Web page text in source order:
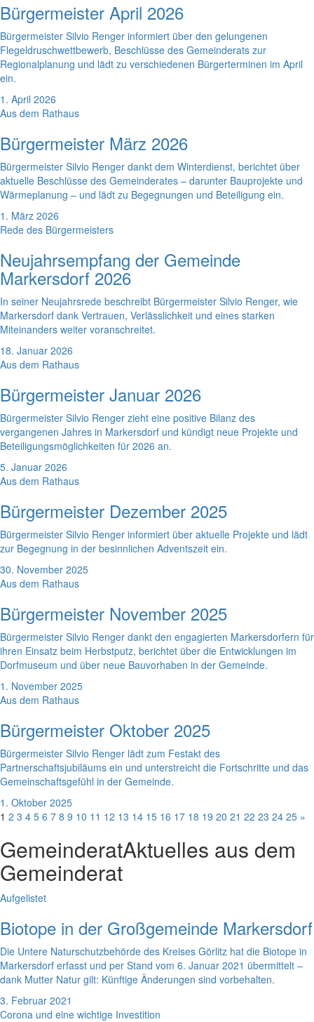
Bürgermeister April 2026
Bürgermeister Silvio Renger informiert über den gelungenen
Flegeldruschwettbewerb, Beschlüsse des Gemeinderats zur
Regionalplanung und lädt zu verschiedenen Bürgerterminen im April
ein.
1. April 2026
Aus dem Rathaus
Bürgermeister März 2026
Bürgermeister Silvio Renger dankt dem Winterdienst, berichtet über
aktuelle Beschlüsse des Gemeinderates – darunter Bauprojekte und
Wärmeplanung – und lädt zu Begegnungen und Beteiligung ein.
1. März 2026
Rede des Bürgermeisters
Neujahrsempfang der Gemeinde
Markersdorf 2026
In seiner Neujahrsrede beschreibt Bürgermeister Silvio Renger, wie
Markersdorf dank Vertrauen, Verlässlichkeit und eines starken
Miteinanders weiter voranschreitet.
18. Januar 2026
Aus dem Rathaus
Bürgermeister Januar 2026
Bürgermeister Silvio Renger zieht eine positive Bilanz des
vergangenen Jahres in Markersdorf und kündigt neue Projekte und
Beteiligungsmöglichkeiten für 2026 an.
5. Januar 2026
Aus dem Rathaus
Bürgermeister Dezember 2025
Bürgermeister Silvio Renger informiert über aktuelle Projekte und lädt
zur Begegnung in der besinnlichen Adventszeit ein.
30. November 2025
Aus dem Rathaus
Bürgermeister November 2025
Bürgermeister Silvio Renger dankt den engagierten Markersdorfern für
ihren Einsatz beim Herbstputz, berichtet über die Entwicklungen im
Dorfmuseum und über neue Bauvorhaben in der Gemeinde.
1. November 2025
Aus dem Rathaus
Bürgermeister Oktober 2025
Bürgermeister Silvio Renger lädt zum Festakt des
Partnerschaftsjubiläums ein und unterstreicht die Fortschritte und das
Gemeinschaftsgefühl in der Gemeinde.
1. Oktober 2025
1 2 3 4 5 6 7 8 9 10 11 12 13 14 15 16 17 18 19 20 21 22 23 24 25 »
GemeinderatAktuelles aus dem
Gemeinderat
Aufgelistet
Biotope in der Großgemeinde Markersdorf
Die Untere Naturschutzbehörde des Kreises Görlitz hat die Biotope in
Markersdorf erfasst und per Stand vom 6. Januar 2021 übermittelt –
dank Mutter Natur gilt: Künftige Änderungen sind vorbehalten.
3. Februar 2021
Corona und eine wichtige Investition